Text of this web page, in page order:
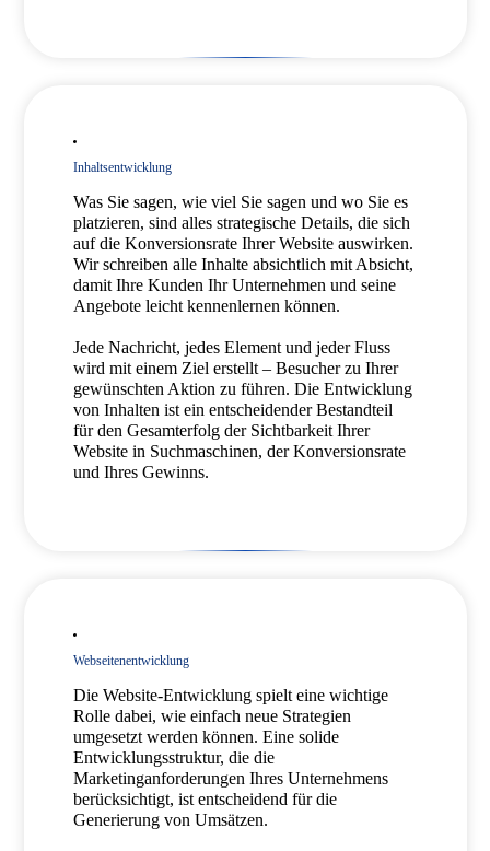
Inhaltsentwicklung
Was Sie sagen, wie viel Sie sagen und wo Sie es
platzieren, sind alles strategische Details, die sich
auf die Konversionsrate Ihrer Website auswirken.
Wir schreiben alle Inhalte absichtlich mit Absicht,
damit Ihre Kunden Ihr Unternehmen und seine
Angebote leicht kennenlernen können.
Jede Nachricht, jedes Element und jeder Fluss
wird mit einem Ziel erstellt – Besucher zu Ihrer
gewünschten Aktion zu führen. Die Entwicklung
von Inhalten ist ein entscheidender Bestandteil
für den Gesamterfolg der Sichtbarkeit Ihrer
Website in Suchmaschinen, der Konversionsrate
und Ihres Gewinns.
Webseitenentwicklung
Die Website-Entwicklung spielt eine wichtige
Rolle dabei, wie einfach neue Strategien
umgesetzt werden können. Eine solide
Entwicklungsstruktur, die die
Marketinganforderungen Ihres Unternehmens
berücksichtigt, ist entscheidend für die
Generierung von Umsätzen.